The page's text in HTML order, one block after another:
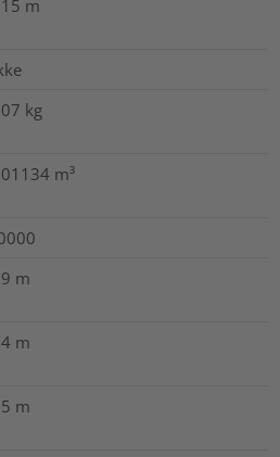
m
kg
m³
m
m
m